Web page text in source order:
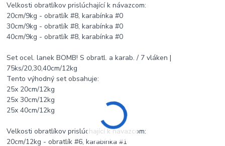
Velkosti obratlíkov prislúchající k návazcom:
20cm/9kg - obratlík #8, karabínka #0
30cm/9kg - obratlík #8, karabínka #0
40cm/9kg - obratlík #8, karabínka #0
Set ocel. lanek BOMB! S obratl. a karab. / 7 vláken |
75ks/20,30,40cm/12kg
Tento výhodný set obsahuje:
25x 20cm/12kg
25x 30cm/12kg
25x 40cm/12kg
Velkosti obratlíkov prislúchající k návazcom:
20cm/12kg - obratlík #6, karabínka #1